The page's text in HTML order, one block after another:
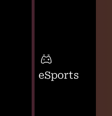
eSports